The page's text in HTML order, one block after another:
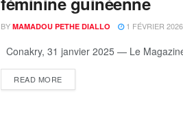
BY MAMADOU PETHE DIALLO 1 FÉVRIER 2026
Conakry, 31 janvier 2025 — Le
READ MORE